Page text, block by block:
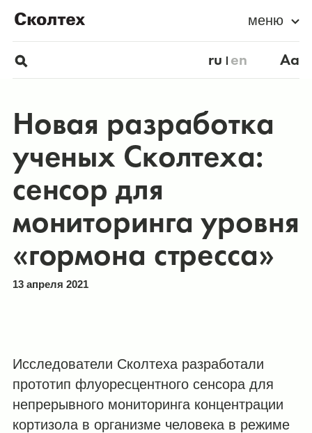
меню
ru en Aa
Новая разработка
ученых Сколтеха:
сенсор для
мониторинга уровня
«гормона стресса»
13 апреля 2021
Исследователи Сколтеха разработали
прототип флуоресцентного сенсора для
непрерывного мониторинга концентрации
кортизола в организме человека в режиме